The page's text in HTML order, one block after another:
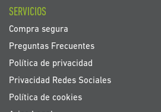
SERVICIOS
Compra segura
Preguntas Frecuentes
Política de privacidad
Privacidad Redes Sociales
Política de cookies